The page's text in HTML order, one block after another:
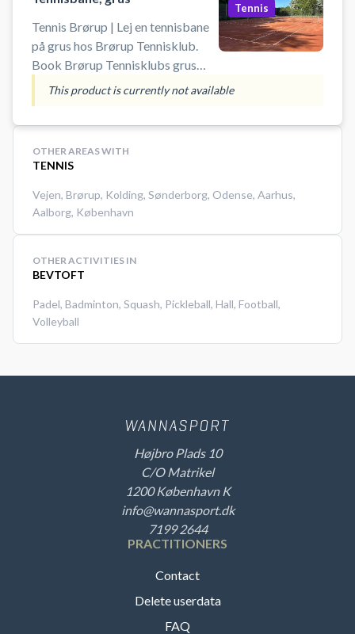
Vejen på udendørsbaner ved
tennisklubbens i Brørup.
Medbring selv ketcher og bolde.
Tennis Brørup | Lej en tennisbane
på grus hos Brørup Tennisklub.
Book Brørup Tennisklubs grus
tennisbaner og spil tennis ved
Vejen på en af udendørsbanerne
ved tennisklubbens i Brørup.
Tennis
This product is currently not available
OTHER AREAS WITH
TENNIS
Vejen, Brørup, Kolding, Sønderborg, Odense, Aarhus,
Aalborg, København
OTHER ACTIVITIES IN
BEVTOFT
Padel, Badminton, Squash, Pickleball, Hall, Football,
Volleyball
Højbro Plads 10
C/O Matrikel
1200 København K
info@wannasport.dk
7199 2644
PRACTITIONERS
Contact
Delete userdata
FAQ